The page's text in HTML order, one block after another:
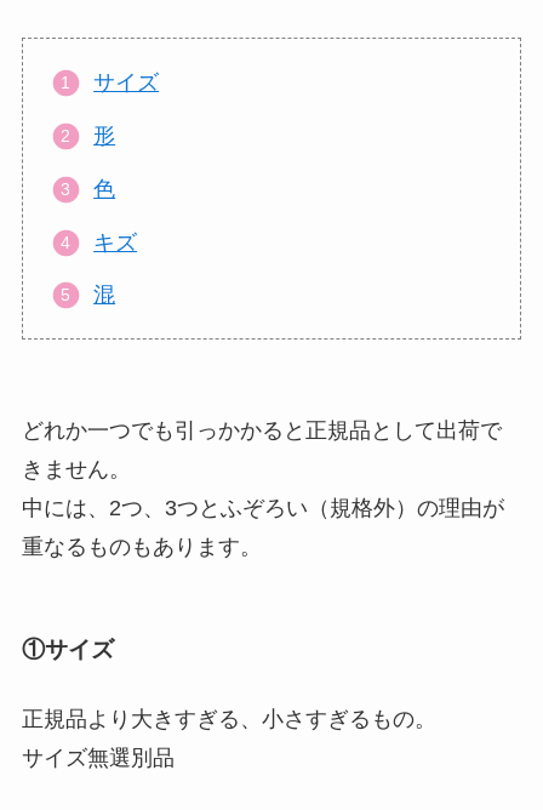
サイズ
形
色
キズ
混
どれか一つでも引っかかると正規品として出荷で
きません。
中には、2つ、3つとふぞろい（規格外）の理由が
重なるものもあります。
①サイズ
正規品より大きすぎる、小さすぎるもの。
サイズ無選別品